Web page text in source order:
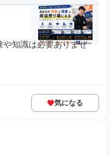
や知識は必要ありませ
気になる